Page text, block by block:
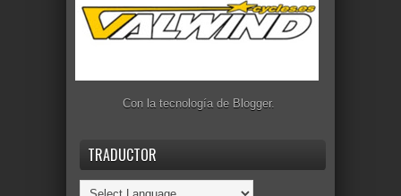
Con la tecnología de Blogger.
TRADUCTOR